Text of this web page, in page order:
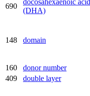
690
(DHA)
148 domain
160 donor number
409
double layer